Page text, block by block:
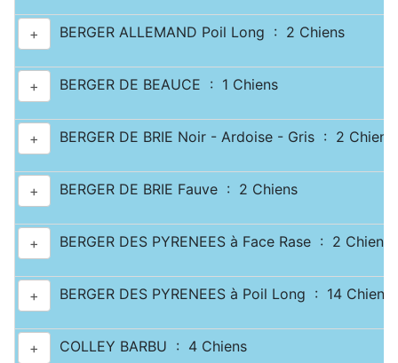
+ BERGER ALLEMAND Poil Long : 2 Chiens
+ BERGER DE BEAUCE : 1 Chiens
+ BERGER DE BRIE Noir - Ardoise - Gris : 2 Chiens
+ BERGER DE BRIE Fauve : 2 Chiens
+ BERGER DES PYRENEES à Face Rase : 2 Chiens
+ BERGER DES PYRENEES à Poil Long : 14 Chiens
+ COLLEY BARBU : 4 Chiens